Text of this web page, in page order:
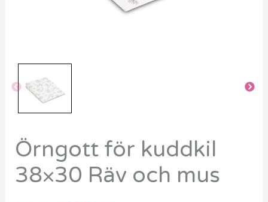
Örngott för kuddkil
38×30 Räv och mus